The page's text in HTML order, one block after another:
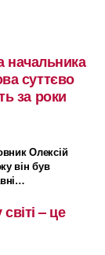
начальника
суттєво
за роки
Олексій
він був
– це